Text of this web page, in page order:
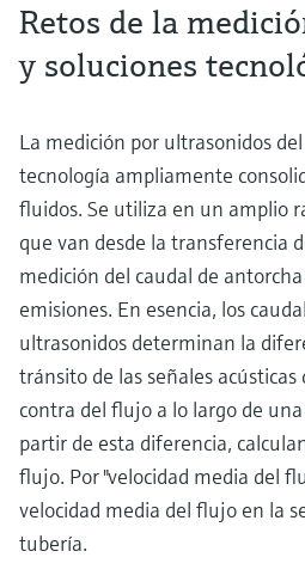
Retos de la
y soluciones
La medición por ultrasonidos
tecnología ampliamente
fluidos. Se utiliza en un amplio
que van desde la transferencia
medición del caudal de
emisiones. En esencia, los
ultrasonidos determinan la
tránsito de las señales
contra del flujo a lo largo de
partir de esta diferencia,
flujo. Por "velocidad media del
velocidad media del flujo en la
tubería.